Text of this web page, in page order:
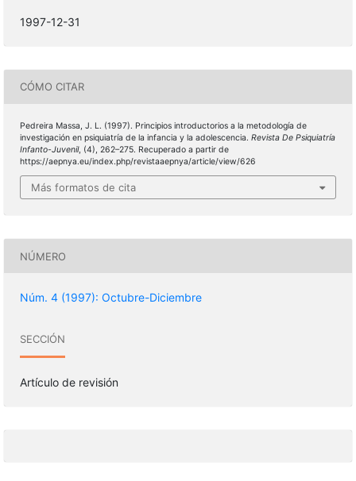
1997-12-31
CÓMO CITAR
Pedreira Massa, J. L. (1997). Principios introductorios a la metodología de
investigación en psiquiatría de la infancia y la adolescencia. Revista De Psiquiatría
Infanto-Juvenil, (4), 262–275. Recuperado a partir de
https://aepnya.eu/index.php/revistaaepnya/article/view/626
Más formatos de cita
NÚMERO
Núm. 4 (1997): Octubre-Diciembre
SECCIÓN
Artículo de revisión